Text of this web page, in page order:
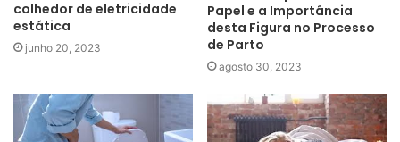
colhedor de eletricidade
estática
junho 20, 2023
Papel e a Importância
desta Figura no Processo
de Parto
agosto 30, 2023